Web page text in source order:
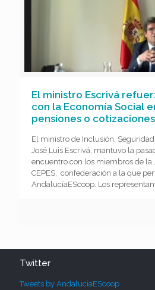
El ministro Escrivá
con la Economía Social
pensiones o cotizaciones
El ministro de Inclusión,
José Luis Escrivá, mantuvo la
encuentro con los miembros de la
CEPES, confederación a la que
AndalucíaEScoop. Los
Twitter
Tweets by AndaluciaEScoop